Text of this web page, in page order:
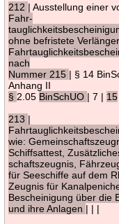
212 | Ausstellung einer
Fahr-
ohne befristete
nach
Nummer 215 | § 14
Anhang II
§ 2.05 BinSchUO | 7 | 15
213 |
wie:
Schiffsattest,
schaftszeugnis,
für Seeschiffe auf dem
Zeugnis für
Bescheinigung über die
und ihre Anlagen | | |